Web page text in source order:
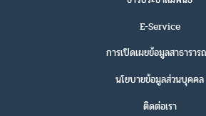
E-Service
การเปิดเผยข้อมูลสาธาราร
นโยบายข้อมูลส่วนบุคคล
ติดต่อเรา